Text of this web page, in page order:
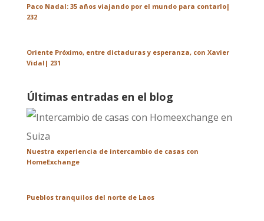
Paco Nadal: 35 años viajando por el mundo para contarlo|
232
Oriente Próximo, entre dictaduras y esperanza, con Xavier
Vidal| 231
Últimas entradas en el blog
Nuestra experiencia de intercambio de casas con
HomeExchange
Pueblos tranquilos del norte de Laos